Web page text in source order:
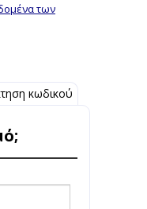
των
κωδικού